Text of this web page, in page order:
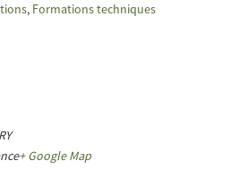
, Formations techniques
+ Google Map